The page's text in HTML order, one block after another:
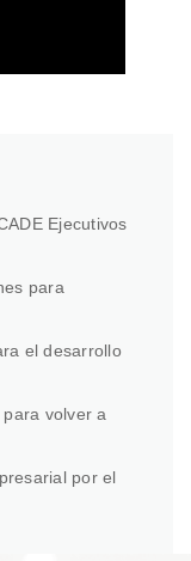
Ejecutivos
para
el desarrollo
volver a
por el